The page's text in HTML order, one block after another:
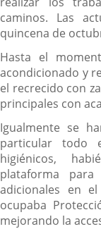
caminos. Las
quincena de
Hasta el
acondicionado y
el recrecido con
principales con
Igualmente se
particular todo
higiénicos,
plataforma
adicionales en
ocupaba
mejorando la